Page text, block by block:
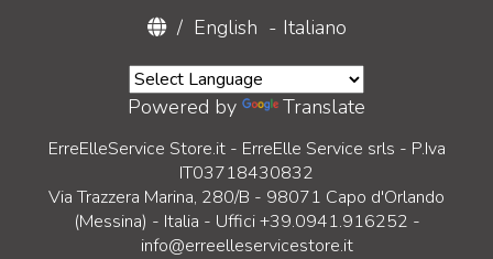
/ English - Italiano
Powered by Translate
ErreElleService Store.it - ErreElle Service srls - P.Iva
IT03718430832
Via Trazzera Marina, 280/B - 98071 Capo d'Orlando
(Messina) - Italia - Uffici +39.0941.916252 -
info@erreelleservicestore.it